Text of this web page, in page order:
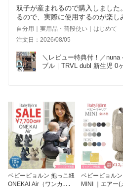
双子が産まれるので購入しまし
るので、実際に使用するのが楽し
自分用｜実用品・普段使い｜はじめて
注文日：2026/08/05
＼レビュー特典付！／
ブル｜TRVL dubl 新生児 0
ベビービョルン 抱っこ紐
ONEKAI Air（ワンカイ
ベビービョル
MINI ｜エアー(